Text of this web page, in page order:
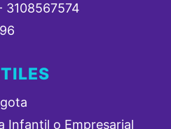
3108567574
Infantil o Empresarial